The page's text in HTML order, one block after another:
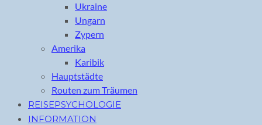
Ukraine
Ungarn
Zypern
Amerika
Karibik
Hauptstädte
Routen zum Träumen
REISEPSYCHOLOGIE
INFORMATION